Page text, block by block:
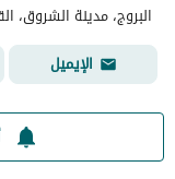
البروج، مدينة الشروق،
الإيميل